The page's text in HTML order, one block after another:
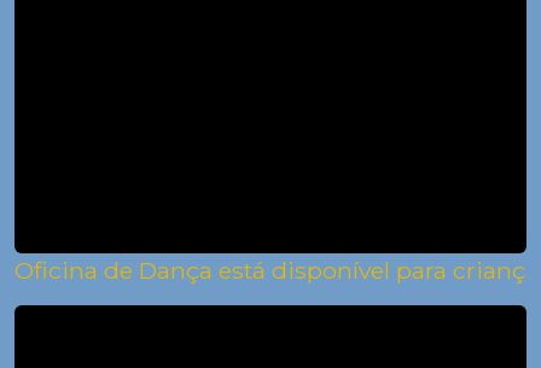
Oficina de Dança está disponível para